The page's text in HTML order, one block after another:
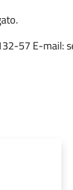
57 E-mail: